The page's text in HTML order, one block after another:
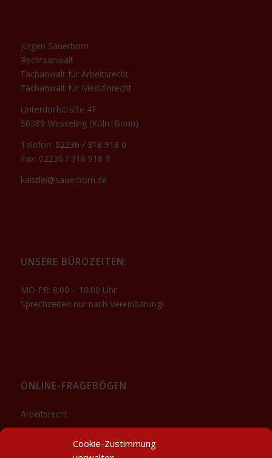
Cookie-Zustimmung
Jürgen Sauerborn
Rechtsanwalt
Fachanwalt für Arbeitsrecht
Fachanwalt für Medizinrecht
Unterdorfstraße 4F
50389 Wesseling (Köln|Bonn)
Telefon: 02236 / 318 918 0
Fax: 02236 / 318 918 9
kanzlei@sauerborn.de
UNSERE BÜROZEITEN:
MO-FR: 8:00 – 18:00 Uhr
Sprechzeiten nur nach Vereinbarung!
ONLINE-FRAGEBÖGEN
Arbeitsrecht